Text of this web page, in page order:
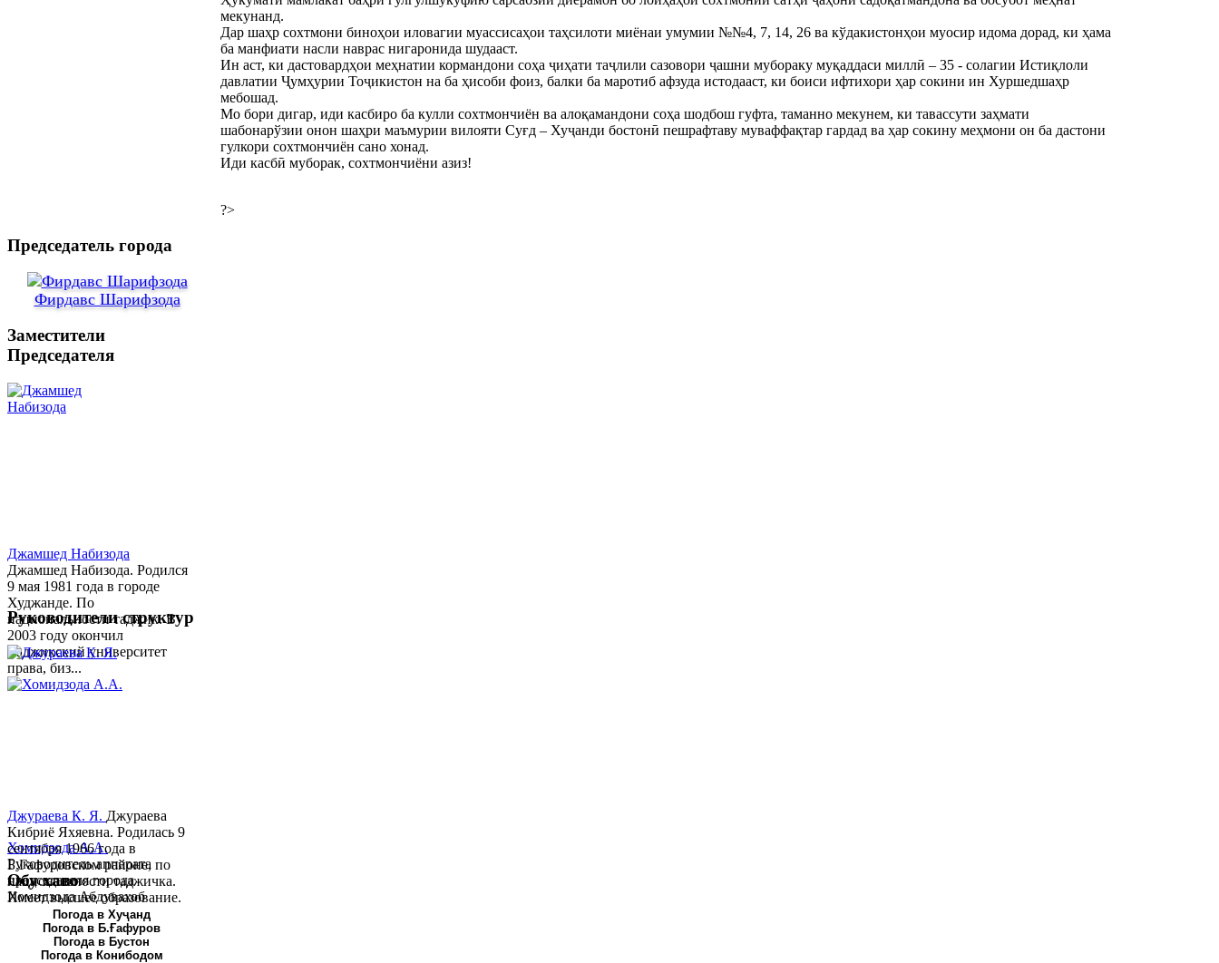
мекунанд.
Дар шаҳр сохтмони биноҳои иловагии муассисаҳои таҳсилоти миёнаи умумии №№4, 7, 14, 26 ва кўдакистонҳои муосир идома дорад, ки ҳама
ба манфиати насли наврас нигаронида шудааст.
Ин аст, ки дастовардҳои меҳнатии кормандони соҳа ҷиҳати таҷлили сазовори ҷашни мубораку муқаддаси миллӣ – 35 - солагии Истиқлоли
давлатии Ҷумҳурии Тоҷикистон на ба ҳисоби фоиз, балки ба маротиб афзуда истодааст, ки боиси ифтихори ҳар сокини ин Хуршедшаҳр
мебошад.
Мо бори дигар, иди касбиро ба кулли сохтмончиён ва алоқамандони соҳа шодбош гуфта, таманно мекунем, ки тавассути заҳмати
шабонарўзии онон шаҳри маъмурии вилояти Суғд – Хуҷанди бостонӣ пешрафтаву муваффақтар гардад ва ҳар сокину меҳмони он ба дастони
гулкори сохтмончиён сано хонад.
Иди касбӣ муборак, сохтмончиёни азиз!
?>
Председатель города
Фирдавс Шарифзода
Заместители
Председателя
Джамшед Набизода
Джамшед Набизода. Родился
9 мая 1981 года в городе
Худжанде. По
национальности таджик. В
2003 году окончил
Таджикский университет
права, биз...
Хомидзода А.А.
Руководитель аппарата
председателя города
Хомидзода Абдувахоб
Абдумаджид родился 8
июня 1978 года в городе
Худжанде. По
Руководители структур
Джураева К. Я. Джураева
Кибриё Яхяевна. Родилась 9
сентября 1966 года в
Б.Гафуровском районе, по
национальности таджичка.
Имеет высшее образование.
В 1997 ...
Обу хаво
Погода в Хуҷанд
Погода в Б.Ғафуров
Погода в Бустон
Погода в Конибодом